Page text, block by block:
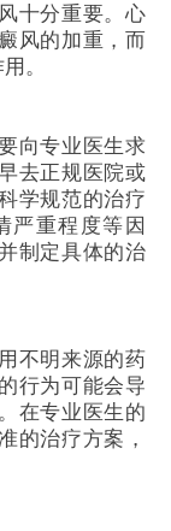
十分重要。心
风的加重，而
。
向专业医生求
去正规医院或
学规范的治疗
严重程度等因
制定具体的治
不明来源的药
行为可能会导
在专业医生的
的治疗方案，